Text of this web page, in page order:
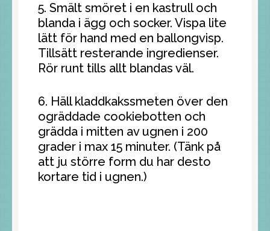
5. Smält smöret i en kastrull och
blanda i ägg och socker. Vispa lite
lätt för hand med en ballongvisp.
Tillsätt resterande ingredienser.
Rör runt tills allt blandas väl.
6. Häll kladdkakssmeten över den
ogräddade cookiebotten och
grädda i mitten av ugnen i 200
grader i max 15 minuter. (Tänk på
att ju större form du har desto
kortare tid i ugnen.)